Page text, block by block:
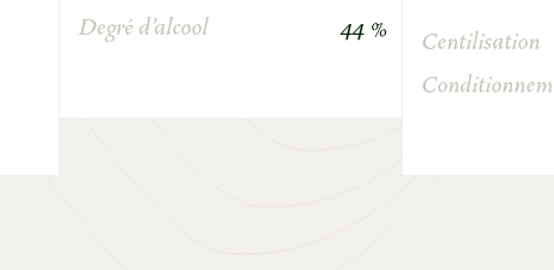
Degré d’alcool
44 % Centilisation